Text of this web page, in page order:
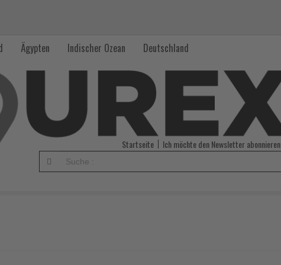
Ägypten Indischer Ozean Deutschland
Startseite Ich möchte den Newsletter abonnieren